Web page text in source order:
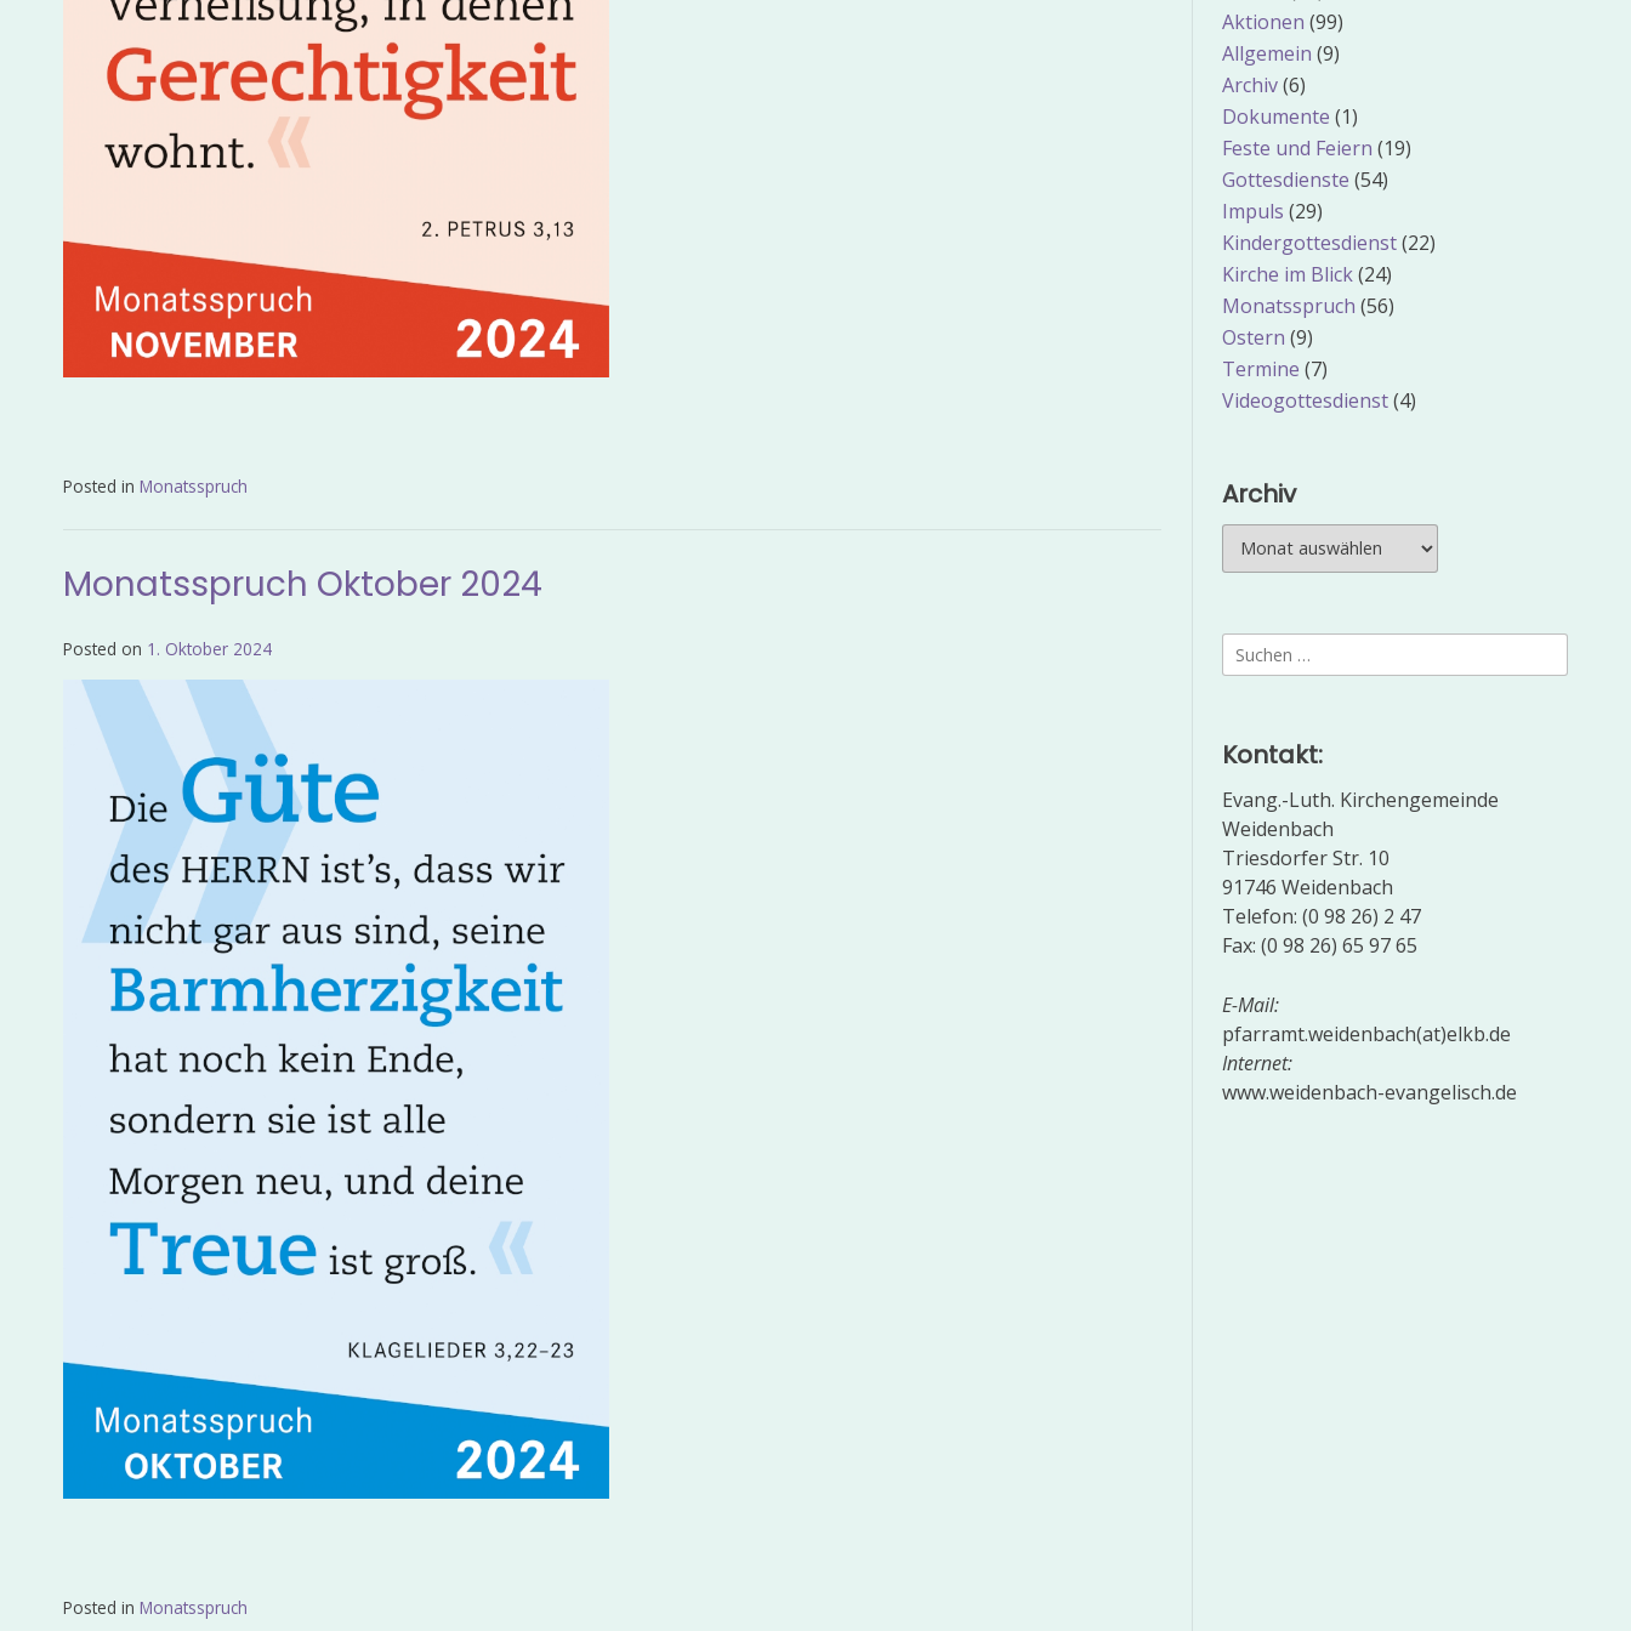
Posted in Monatsspruch
Monatsspruch Oktober 2024
Posted on 1. Oktober 2024
Posted in Monatsspruch
Aktionen (99)
Allgemein (9)
Archiv(6)
Dokumente (1)
Feste und Feiern (19)
Gottesdienste (54)
Impuls (29)
Kindergottesdienst(22)
Kirche im Blick(24)
Monatsspruch (56)
Ostern (9)
Termine (7)
Videogottesdienst(4)
Archiv
Archiv
Suchen
nach:
Kontakt:
Evang.-Luth. Kirchengemeinde
Weidenbach
Triesdorfer Str. 10
91746 Weidenbach
Telefon: (0 98 26) 2 47
Fax: (0 98 26) 65 97 65
E-Mail:
pfarramt.weidenbach(at)elkb.de
Internet:
www.weidenbach-evangelisch.de